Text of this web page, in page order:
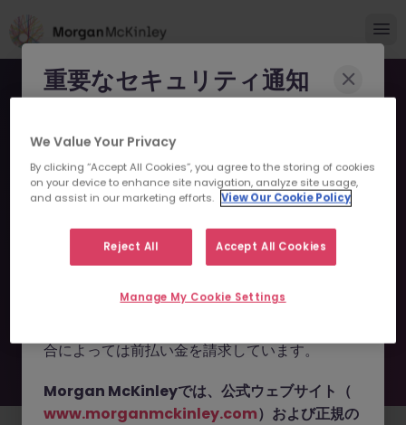
申し訳ございません。こちら
の求人の掲載は終了しまし
た。
重要なセキュリティ通知
になりすまし、求職者を詐欺に巻き込もうとする
事例が報告されています。
morganmckinleyjob.com、
morganmckinleyhire.com）を使用し、虚偽の
で、WhatsApp などのメッセージアプリを通じ
合によっては前払い金を請求しています。
Morgan McKinleyでは、公式ウェブサイト（
www.morganmckinley.com）および正規の
We Value Your Privacy
By clicking “Accept All Cookies”, you agree to the storing of cookies
on your device to enhance site navigation, analyze site usage,
and assist in our marketing efforts. View Our Cookie Policy
Reject All Accept All Cookies
Manage My Cookie Settings